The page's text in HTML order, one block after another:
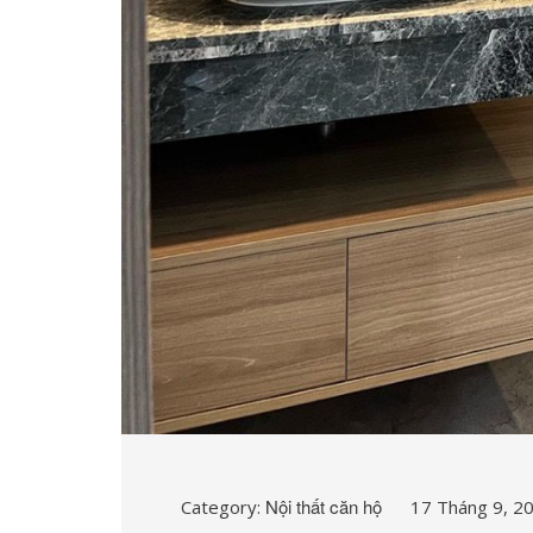
Category: Nội thất căn hộ 17 Tháng 9,